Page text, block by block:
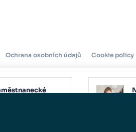
Ochrana osobních údajů Cookie policy